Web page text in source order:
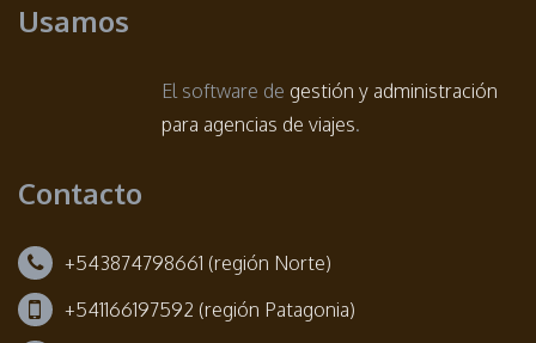
Usamos
El software de gestión y administración
para agencias de viajes.
Contacto
+543874798661 (región Norte)
+541166197592 (región Patagonia)